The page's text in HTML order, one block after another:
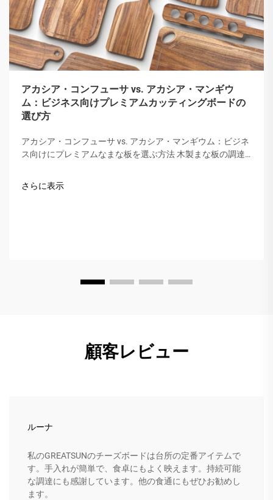
アカシア・コンフューサ vs. アカシア・マンギウ
ム：ビジネス向けプレミアムカッティングボードの
選び方
アカシア・コンフューサ vs. アカシア・マンギウム：ビジネ
ス向けにプレミアムなまな板を選ぶ方法 木製まな板の調達
宝されています。しかし、すべてのアカシアが同じではあり
ません。市場ではしばしば混同されますが…
さらに表示
顧客レビュー
ルーナ
私のGREATSUNのチーズボードは台所の定番アイテムで
す。手入れが簡単で、食卓にもよく映えます。持続可能
な調達にも感謝しています。他の食通にもぜひお勧めし
ます。